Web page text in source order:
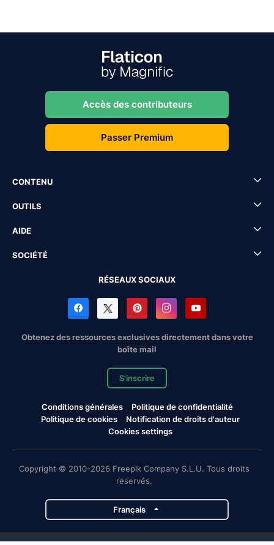
Accès des contributeurs
Passer Premium
CONTENU
OUTILS
AIDE
SOCIÉTÉ
RÉSEAUX SOCIAUX
Obtenez des ressources exclusives directement dans votre
boîte mail
S'inscrire
Conditions générales
Politique de confidentialité
Politique de cookies
Notification de droits d'auteur
Cookies settings
Copyright © 2010-2026 Freepik Company S.L.U. Tous droits
réservés.
Français